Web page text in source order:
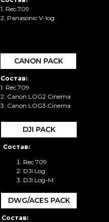
Состав:
1. Rec.709
2. Canon LOG2 Cinema
3. Canon LOG3 Cinema
CANON PACK
Состав:
DWG/ACES PACK
Состав:
Rec 709
DJI Log
DJI Log-M
DJI PACK
1. Rec.709
2. Panasonic V-log